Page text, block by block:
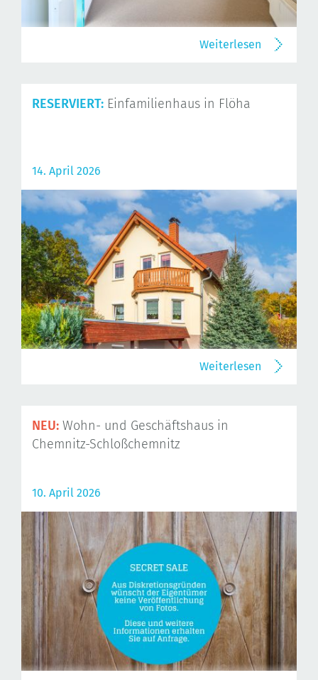
Weiterlesen
RESERVIERT: Einfamilienhaus in Flöha
14. April 2026
Weiterlesen
NEU: Wohn- und Geschäftshaus in
Chemnitz-Schloßchemnitz
10. April 2026